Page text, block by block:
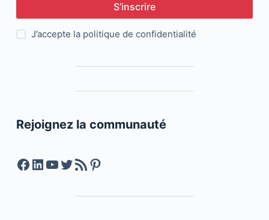
S’inscrire
J’accepte la politique de confidentialité
Rejoignez la communauté
Facebook
LinkedIn
YouTube
Twitter
Feed RSSPinterest